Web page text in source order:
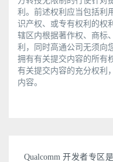
利。前述权利应当包括利
识产权、或专有权利的权
辖区内根据著作权、商标
利，同时高通公司无须向
拥有有关提交内容的所有
有关提交内容的充分权利
内容。
Qualcomm 开发者专区